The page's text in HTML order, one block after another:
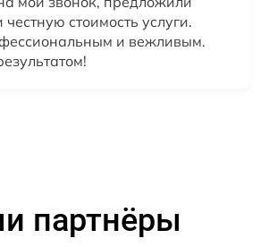
стоимость услуги.
и вежливым.
партнёры